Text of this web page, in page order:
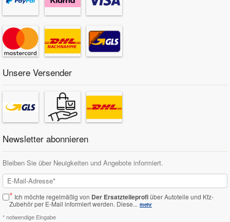
Unsere Versender
Newsletter abonnieren
Bleiben Sie über Neuigkeiten und Angebote informiert.
* Ich möchte regelmäßig von Der Ersatzteileprofiüber Autoteile und Kfz-
Zubehör per E-Mail informiert werden. Diese... mehr
* notwendige Eingabe